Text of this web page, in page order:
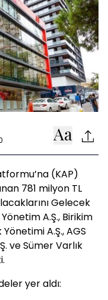
(KAP)
781 milyon TL
Gelecek
A.Ş., Birikim
A.Ş., AGS
ve Sümer Varlık
yer aldı: